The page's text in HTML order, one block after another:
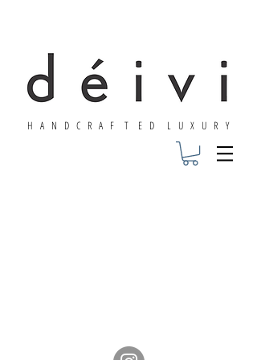
H A N D C R A F T E D L U X U R Y